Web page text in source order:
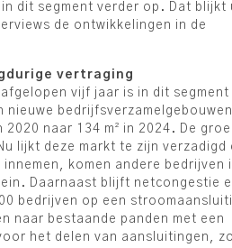
dit segment verder op. Dat blijkt
de ontwikkelingen in de
vertraging
vijf jaar is in dit segment
nieuwe
naar 134 m² in 2024. De
lijkt deze markt te zijn verzadigd
komen andere bedrijven
Daarnaast blijft netcongestie
bedrijven op een
naar bestaande panden met een
het delen van aansluitingen,